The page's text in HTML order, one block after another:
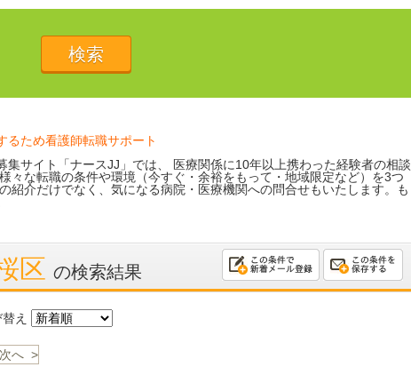
るため看護師転職サポート
集サイト「ナースJJ」では、 医療関係に10年以上携わった経験者の相談
々な転職の条件や環境（今すぐ・余裕をもって・地域限定など）を3つ
紹介だけでなく、気になる病院・医療機関への問合せもいたします。も
区 の検索結果
え
次へ >